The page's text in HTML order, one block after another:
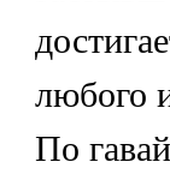
любого
По